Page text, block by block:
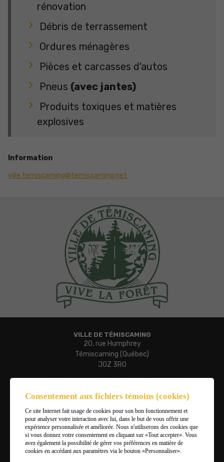
rénovation
Débris de terrassement
Ordures ménagères
Pièces et carcasses d'autos
Pneus (avec jantes)
Produits toxiques et matières
explosives
Information
ville.temiscaming@temiscaming.net
Consentement aux fichiers témoins (cookies)
Ce site Internet fait usage de cookies pour son bon fonctionnement et
pour analyser votre interaction avec lui, dans le but de vous offrir une
expérience personnalisée et améliorée. Nous n'utiliserons des cookies que
si vous donnez votre consentement en cliquant sur «Tout accepter». Vous
avez également la possibilité de gérer vos préférences en matière de
cookies en accédant aux paramètres via le bouton «Personnaliser».
VILLE DE TÉMISCAMING
20, rue Humphrey
Témiscaming (Québec)
J0Z 3R0
819 627-3273
819 627-3019
Courriel :
ville.temiscaming@temiscaming.net
Gérer mes témoins (cookies)